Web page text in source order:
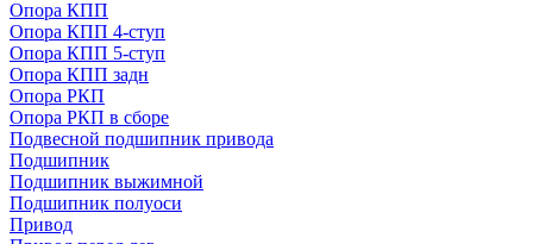
Опора КПП
Опора КПП 4-ступ
Опора КПП 5-ступ
Опора КПП задн
Опора РКП
Опора РКП в сборе
Подвесной подшипник привода
Подшипник
Подшипник выжимной
Подшипник полуоси
Привод